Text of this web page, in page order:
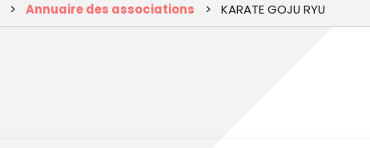
Annuaire des associations KARATE GOJU RYU